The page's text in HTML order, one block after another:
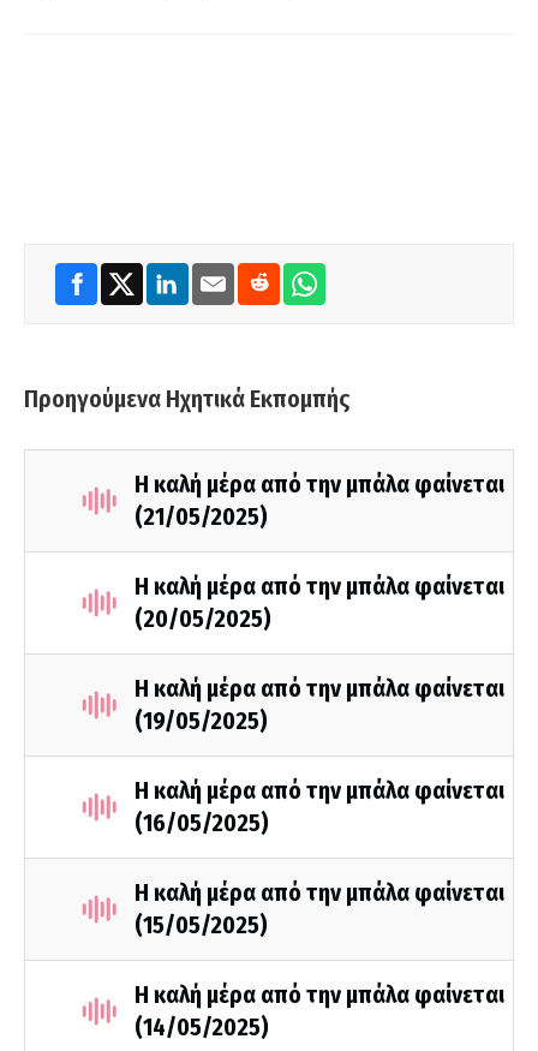
Προηγούμενα Ηχητικά Εκπομπής
Η καλή μέρα από την μπάλα φαίνεται
(21/05/2025)
Η καλή μέρα από την μπάλα φαίνεται
(20/05/2025)
Η καλή μέρα από την μπάλα φαίνεται
(19/05/2025)
Η καλή μέρα από την μπάλα φαίνεται
(16/05/2025)
Η καλή μέρα από την μπάλα φαίνεται
(15/05/2025)
Η καλή μέρα από την μπάλα φαίνεται
(14/05/2025)